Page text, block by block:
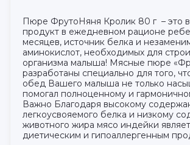
Пюре ФрутоНяня Кролик 80 г – это
продукт в ежедневном рационе
месяцев, источник белка и
аминокислот, необходимых для
организма малыша! Мясные пюре
разработаны специально для того,
обед Вашего малыша не только
помогал полноценному и
Важно Благодаря высокому
легкоусвояемого белка и низкому
животного жира мясо индейки
диетическим и гипоаллергенным